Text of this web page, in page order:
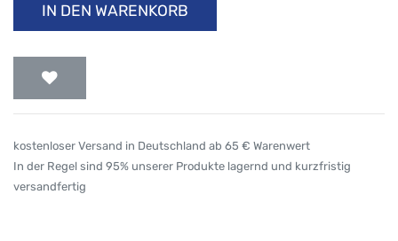
IN DEN WARENKORB
kostenloser Versand in Deutschland ab 65 € Warenwert
In der Regel sind 95% unserer Produkte lagernd und kurzfristig
versandfertig